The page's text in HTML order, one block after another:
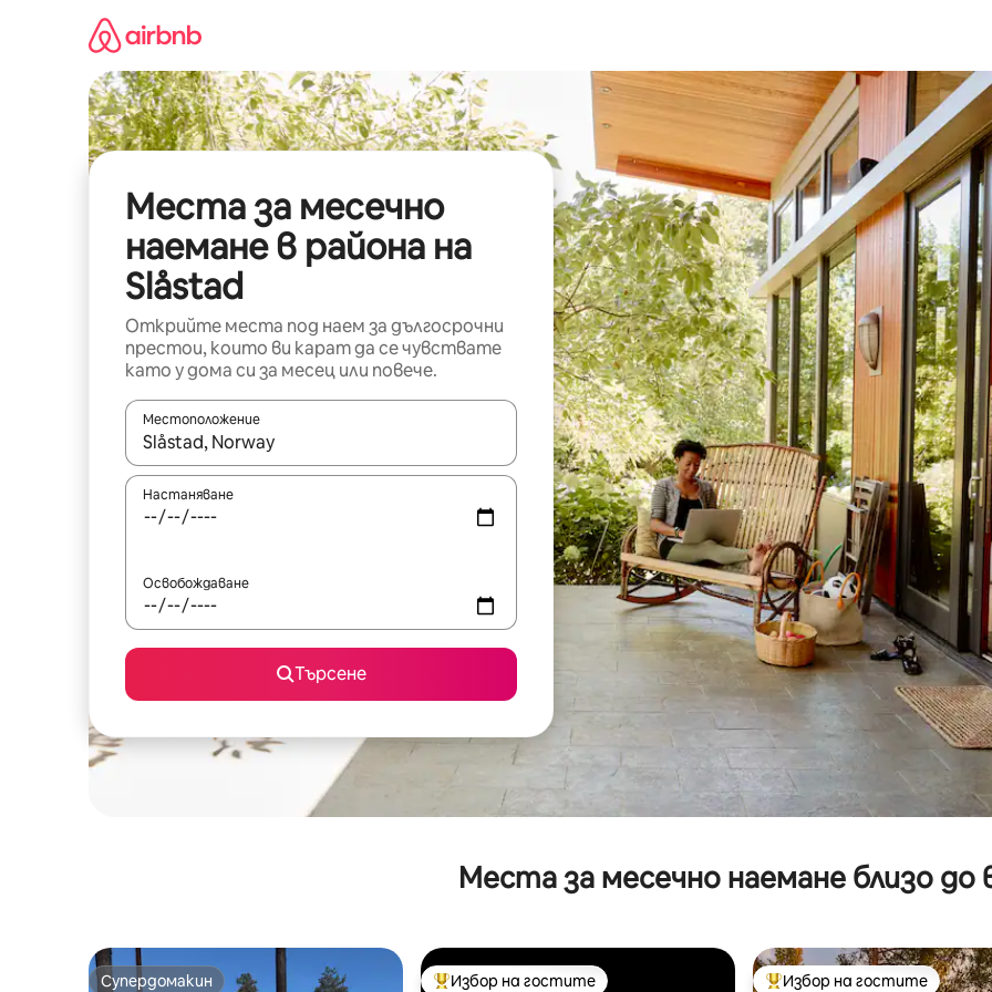
съдържанието
Места за месечно
наемане в района на
Slåstad
Открийте места под наем за дългосрочни
престои, които ви карат да се чувствате
като у дома си за месец или повече.
Местоположение
Когато резултатите се покажат, използвайте клавишите със стрелки нагоре и надолу или навигирайте с
Настаняване
Освобождаване
Търсене
Места за месечно наемане близо до
Супердомакин Избор на гостите Избор на гостите